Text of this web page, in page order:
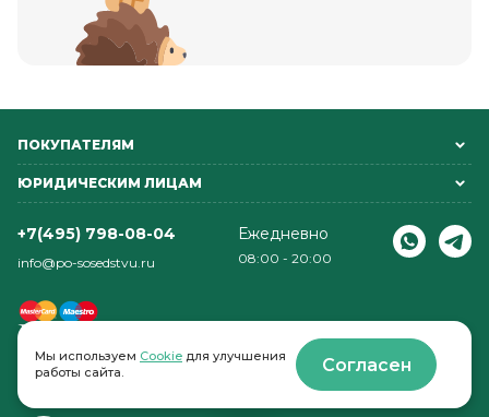
ПОКУПАТЕЛЯМ
ЮРИДИЧЕСКИМ ЛИЦАМ
+7(495) 798-08-04
info@po-sosedstvu.ru
Ежедневно
08:00 - 20:00
© 2022-2026 . По соседству
Мы используем Cookie для улучшения
работы сайта.
Согласен